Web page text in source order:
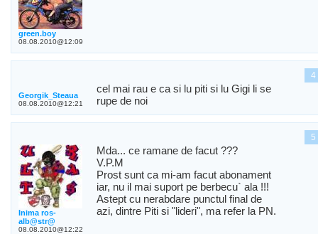
green.boy
08.08.2010@12:09
4
Georgik_Steaua
08.08.2010@12:21
cel mai rau e ca si lu piti si lu Gigi li se
rupe de noi
5
Inima ros-
alb@str@
08.08.2010@12:22
Mda... ce ramane de facut ???
V.P.M
Prost sunt ca mi-am facut abonament
iar, nu il mai suport pe berbecu` ala !!!
Astept cu nerabdare punctul final de
azi, dintre Piti si "lideri", ma refer la PN.